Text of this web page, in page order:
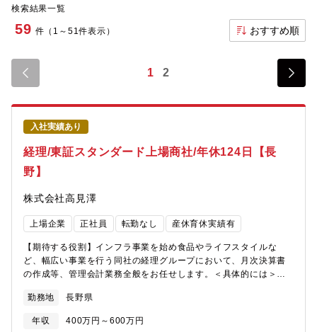
検索結果一覧
59 件（1～51件表示） おすすめ順
1 2
入社実績あり
経理/東証スタンダード上場商社/年休124日【長
野】
株式会社高見澤
上場企業 正社員 転勤なし 産休育休実績有
【期待する役割】インフラ事業を始め食品やライフスタイルな
ど、幅広い事業を行う同社の経理グループにおいて、月次決算書
の作成等、管理会計業務全般をお任せします。＜具体的には＞・
種レポートの作成・その他、現金出納業務や書類整理などの周辺
業務■月次処理同社単体は４セグメントの経理担当が月次処理を行
なっており、各子会社も同様に月次処理を行なっています。■決算
勤務地 長野県
年収 400万円～600万円